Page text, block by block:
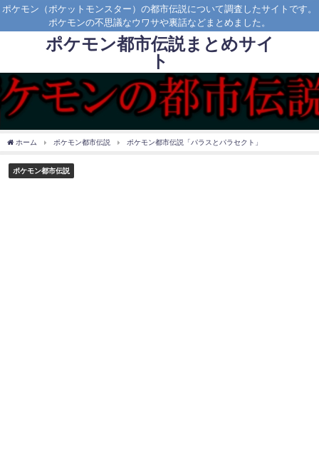
ポケモン（ポケットモンスター）の都市伝説について調査したサイトです。
ポケモンの不思議なウワサや裏話などまとめました。
ポケモン都市伝説まとめサイ
ト
ホーム ポケモン都市伝説 ポケモン都市伝説「パラスとパラセクト」
ポケモン都市伝説